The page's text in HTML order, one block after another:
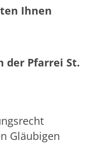
Ihnen
Pfarrei St.
Gläubigen